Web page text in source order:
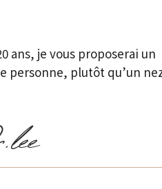
ans, je vous proposerai un
personne, plutôt qu’un